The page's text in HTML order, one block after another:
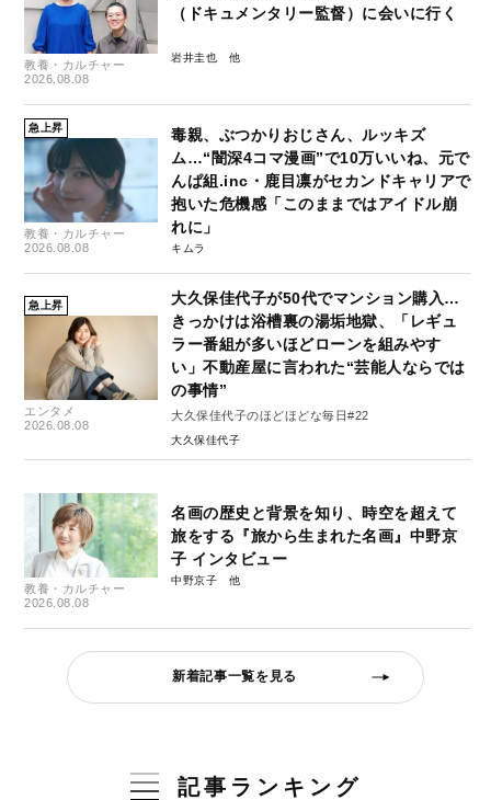
教養・カルチャー
2026.08.08
（ドキュメンタリー監督）に会いに行く
岩井圭也
急上昇
教養・カルチャー
2026.08.08
毒親、ぶつかりおじさん、ルッキズ
ム…“闇深4コマ漫画”で10万いいね、元で
んぱ組.inc・鹿目凛がセカンドキャリアで
抱いた危機感「このままではアイドル崩
れに」
キムラ
急上昇
エンタメ
2026.08.08
大久保佳代子が50代でマンション購入…
きっかけは浴槽裏の湯垢地獄、「レギュ
ラー番組が多いほどローンを組みやす
い」不動産屋に言われた“芸能人ならでは
の事情”
大久保佳代子のほどほどな毎日#22
大久保佳代子
教養・カルチャー
2026.08.08
名画の歴史と背景を知り、時空を超えて
旅をする『旅から生まれた名画』中野京
子 インタビュー
中野京子
新着記事一覧を見る
記事ランキング